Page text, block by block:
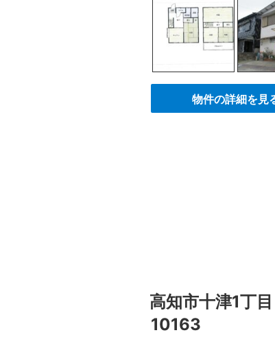
物件の詳細を見
高知市十津1丁
10163